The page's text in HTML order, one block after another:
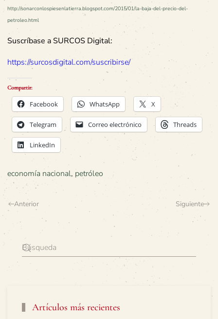
http://sonarconlospiesenlatierra.blogspot.com/2015/01/la-baja-del-precio-del-
petroleo.html
Suscríbase a SURCOS Digital:
https://surcosdigital.com/suscribirse/
Compartir:
Facebook WhatsApp X
Telegram Correo electrónico Threads
LinkedIn
economía nacional, petróleo
Anterior Siguiente
Artículos más recientes